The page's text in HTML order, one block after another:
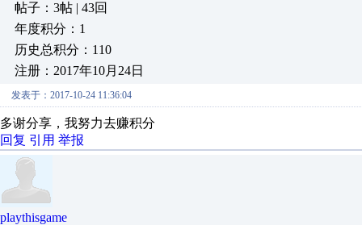
帖子：3帖 | 43回
年度积分：1
历史总积分：110
注册：2017年10月24日
发表于：2017-10-24 11:36:04
多谢分享，我努力去赚积分
回复 引用 举报
playthisgame